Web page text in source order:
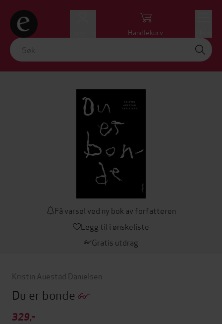
Handlekurv
Få varsel ved ny bok av forfatteren
Legg til i ønskeliste
Gratis utdrag
Kristin Auestad Danielsen
Du er bonde
329,-